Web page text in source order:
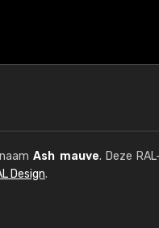
Ash mauve. Deze
Design.